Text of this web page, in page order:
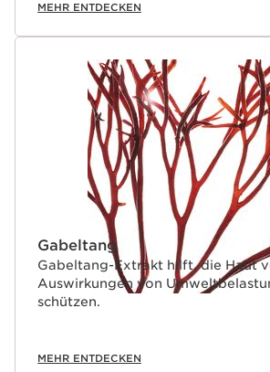
MEHR ENTDECKEN
Gabeltang
Gabeltang-Extrakt hilft, die Haut
Auswirkungen von
schützen.
MEHR ENTDECKEN